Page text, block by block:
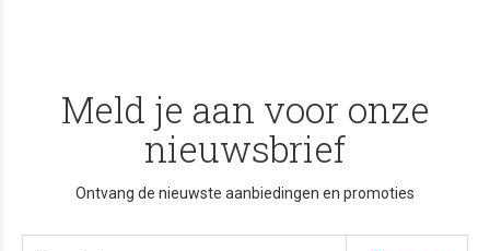
Meld je aan voor onze
nieuwsbrief
Ontvang de nieuwste aanbiedingen en promoties